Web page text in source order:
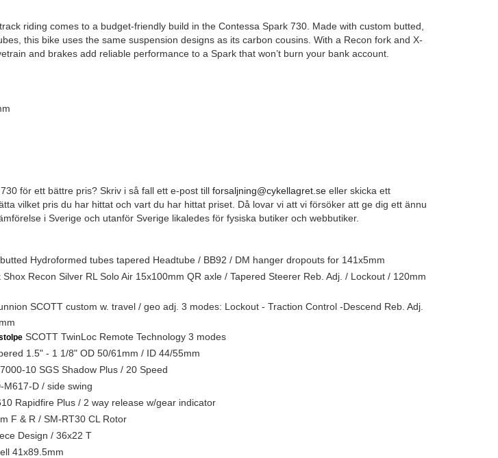
riding comes to a budget-friendly build in the Contessa Spark 730. Made with custom butted,
this bike uses the same suspension designs as its carbon cousins. With a Recon fork and X-
and brakes add reliable performance to a Spark that won’t burn your bank account.
för ett bättre pris? Skriv i så fall ett e-post till forsaljning@cykellagret.seeller skicka ett
vilket pris du har hittat och vart du har hittat priset. Då lovar vi att vi försöker att ge dig ett ännu
i Sverige och utanför Sverige likaledes för fysiska butiker och webbutiker.
Hydroformed tubes tapered Headtube / BB92 / DM hanger dropouts for 141x5mm
Shox Recon Silver RL Solo Air 15x100mm QR axle / Tapered Steerer Reb. Adj. / Lockout / 120mm
SCOTT custom w. travel / geo adj. 3 modes: Lockout - Traction Control -Descend Reb. Adj.
SCOTT TwinLoc Remote Technology 3 modes
1.5" - 1 1/8" OD 50/61mm / ID 44/55mm
10 SGS Shadow Plus / 20 Speed
D / side swing
Rapidfire Plus / 2 way release w/gear indicator
F & R / SM-RT30 CL Rotor
Design / 36x22 T
41x89.5mm